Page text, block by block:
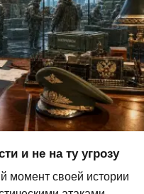
и не на ту угрозу
момент своей истории